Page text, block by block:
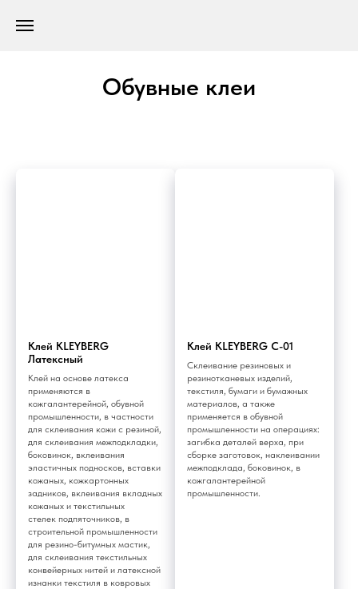
Обувные клеи
Клей KLEYBERG
Латексный
Клей на основе латекса
применяются в
кожгалантерейной, обувной
промышленности, в частности
для склеивания кожи с резиной,
для склеивания межподкладки,
боковинок, вклеивания
эластичных подносков, вставки
кожаных, кожкартонных
задников, вклеивания вкладных
кожаных и текстильных
стелек подпяточников, в
строительной промышленности
для резино-битумных мастик,
для склеивания текстильных
конвейерных нитей и латексной
изнанки текстиля в ковровых
Клей KLEYBERG C-01
Склеивание резиновых и
резинотканевых изделий,
текстиля, бумаги и бумажных
материалов, а также
применяется в обувной
промышленности на операциях:
загибка деталей верха, при
сборке заготовок, наклеивании
межподклада, боковинок, в
кожгалантерейной
промышленности.